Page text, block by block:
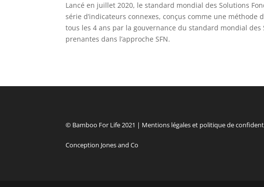
Lancé en juillet 2020, le standard mondial des Solutions
série d’indicateurs connexes, conçus comme une
tous les 4 ans par la gouvernance du standard mondial des
prenantes dans l’approche SFN.
© Bamboo For Life 2021 | Mentions légales et politique de
Conception Jones and Co